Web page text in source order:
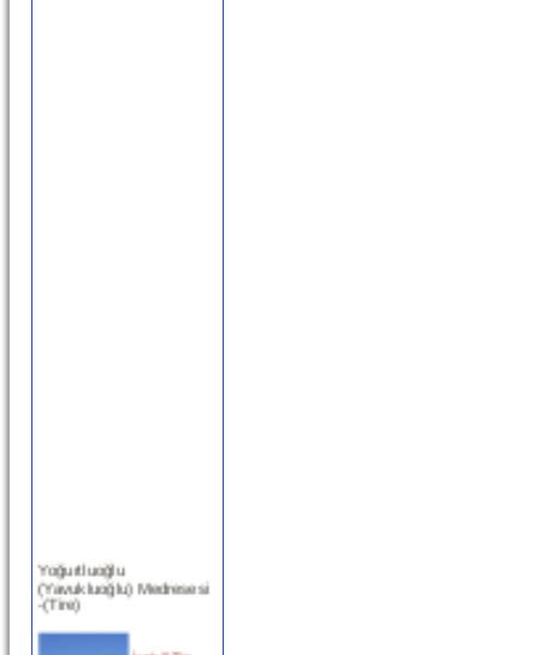
(Yavukluoğlu) Medresesi
-(Tire)